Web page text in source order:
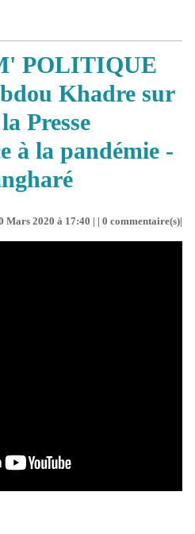
POLITIQUE
Khadre sur
Presse
à la pandémie -
Mars 2020 à 17:40 | | 0 commentaire(s)|